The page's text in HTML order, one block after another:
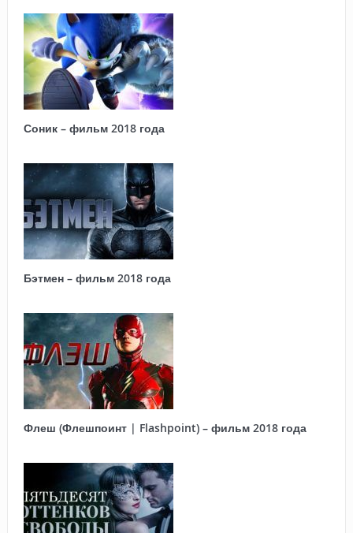
Соник – фильм 2018 года
Бэтмен – фильм 2018 года
Флеш (Флешпоинт | Flashpoint) – фильм 2018 года